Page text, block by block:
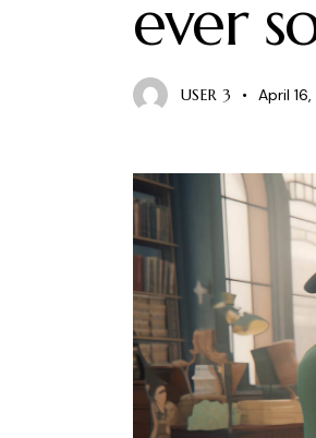
ever
USER 3 April